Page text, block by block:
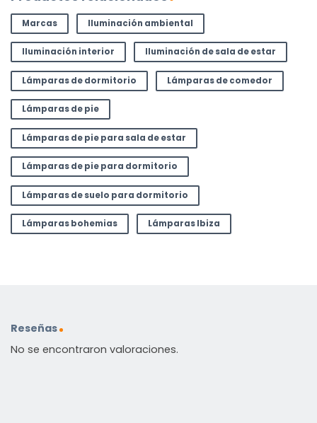
Marcas Iluminación ambiental
Iluminación interior Iluminación de sala de estar
Lámparas de dormitorio Lámparas de comedor
Lámparas de pie
Lámparas de pie para sala de estar
Lámparas de pie para dormitorio
Lámparas de suelo para dormitorio
Lámparas bohemias Lámparas Ibiza
Reseñas
No se encontraron valoraciones.